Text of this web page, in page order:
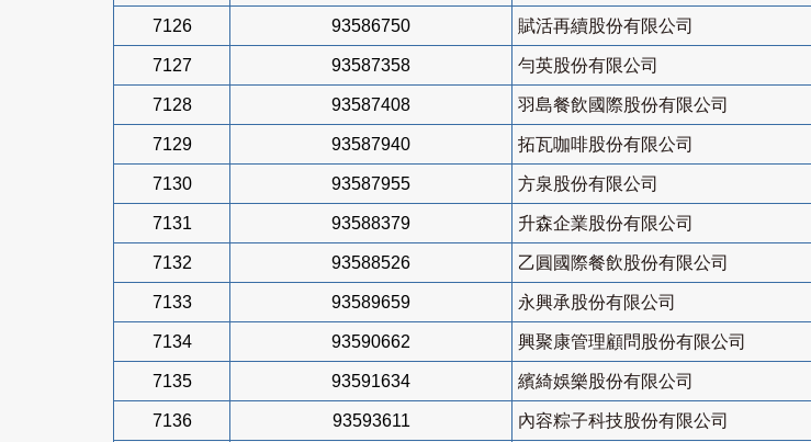
7126 93586750 賦活再續股份有限公司
7127 93587358 勻英股份有限公司
7128 93587408 羽島餐飲國際股份有限公司
7129 93587940 拓瓦咖啡股份有限公司
7130 93587955 方泉股份有限公司
7131 93588379 升森企業股份有限公司
7132 93588526 乙圓國際餐飲股份有限公司
7133 93589659 永興承股份有限公司
7134 93590662 興聚康管理顧問股份有限公司
7135 93591634 繽綺娛樂股份有限公司
7136 93593611 內容粽子科技股份有限公司